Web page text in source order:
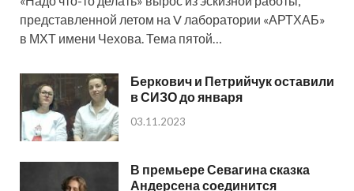
представленной летом на V лаборатории «АРТХАБ»
в МХТ имени Чехова. Тема пятой…
Беркович и Петрийчук оставили
в СИЗО до января
03.11.2023
В премьере Севагина сказка
Андерсена соединится